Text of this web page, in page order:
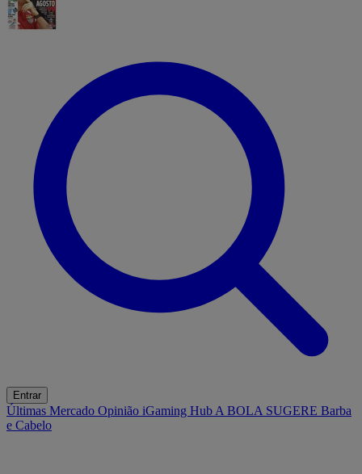
Entrar
Últimas Mercado Opinião iGaming Hub A BOLA SUGERE Barba
e Cabelo